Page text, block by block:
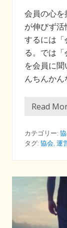
会員の心
が伸びず
するには
る。では
を会員に
んちんか
会
ほ
し
い
注
意
深
く
渡
す
Read
カテゴリー:
タグ: 協会, 運